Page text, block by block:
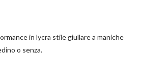
in lycra stile giullare a maniche
o senza.